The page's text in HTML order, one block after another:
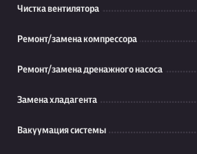
Чистка вентилятора
Ремонт/замена компрессора
Ремонт/замена дренажного насоса
Замена хладагента
Вакуумация системы